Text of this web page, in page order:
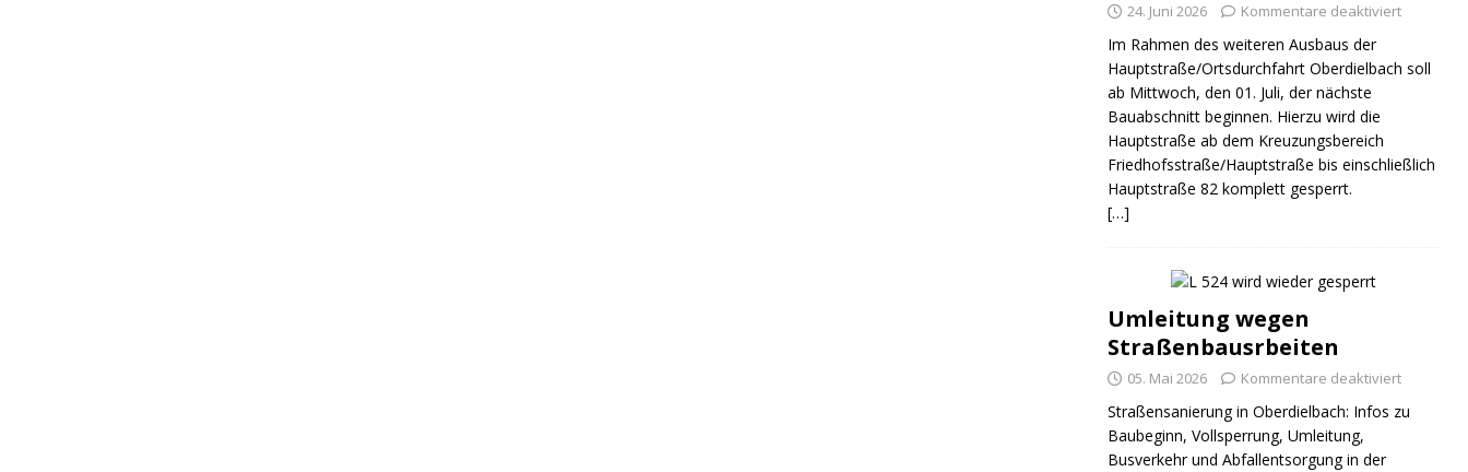
24. Juni 2026 Kommentare deaktiviert
Im Rahmen des weiteren Ausbaus der
Hauptstraße/Ortsdurchfahrt Oberdielbach soll
ab Mittwoch, den 01. Juli, der nächste
Bauabschnitt beginnen. Hierzu wird die
Hauptstraße ab dem Kreuzungsbereich
Friedhofsstraße/Hauptstraße bis einschließlich
Hauptstraße 82 komplett gesperrt.
[…]
Umleitung wegen
Straßenbausrbeiten
05. Mai 2026 Kommentare deaktiviert
Straßensanierung in Oberdielbach: Infos zu
Baubeginn, Vollsperrung, Umleitung,
Busverkehr und Abfallentsorgung in der